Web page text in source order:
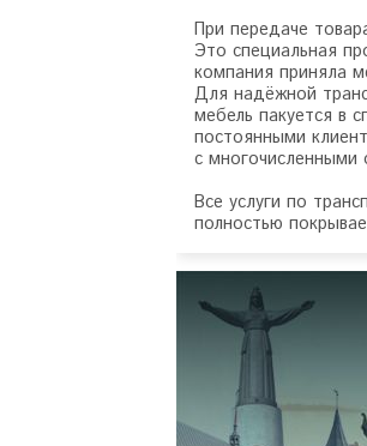
При передаче
Это специальная
компания приняла
Для надёжной
мебель пакуется в
постоянными
с
Все услуги по
полностью